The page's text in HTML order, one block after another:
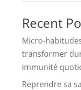
Recent
Micro-
transformer
immunité
Reprendre sa